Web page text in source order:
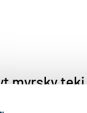
myrsky